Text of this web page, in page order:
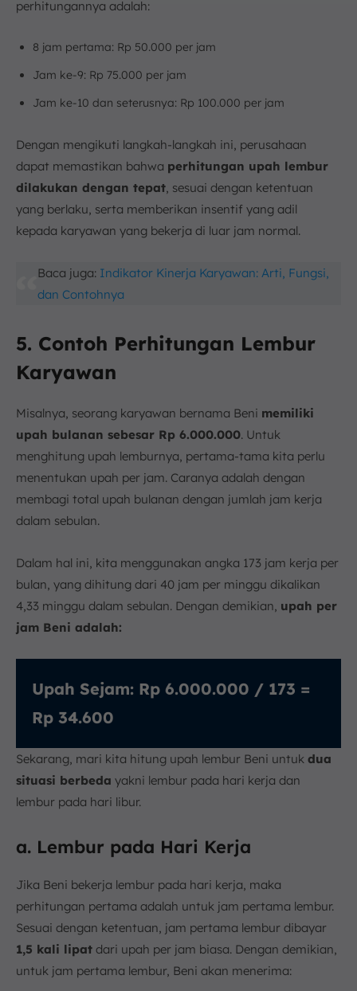
perhitungannya adalah:
8 jam pertama: Rp 50.000 per jam
Jam ke-9: Rp 75.000 per jam
Jam ke-10 dan seterusnya: Rp 100.000 per jam
Dengan mengikuti langkah-langkah ini, perusahaan
dapat memastikan bahwa perhitungan upah lembur
dilakukan dengan tepat , sesuai dengan ketentuan
yang berlaku, serta memberikan insentif yang adil
kepada karyawan yang bekerja di luar jam normal.
Baca juga: Indikator Kinerja Karyawan: Arti, Fungsi,
dan Contohnya
5. Contoh Perhitungan Lembur
Karyawan
Misalnya, seorang karyawan bernama Beni memiliki
upah bulanan sebesar Rp 6.000.000. Untuk
menghitung upah lemburnya, pertama-tama kita perlu
menentukan upah per jam. Caranya adalah dengan
membagi total upah bulanan dengan jumlah jam kerja
dalam sebulan.
Dalam hal ini, kita menggunakan angka 173 jam kerja per
bulan, yang dihitung dari 40 jam per minggu dikalikan
4,33 minggu dalam sebulan. Dengan demikian, upah per
jam Beni adalah:
Upah Sejam: Rp 6.000.000 / 173 =
Rp 34.600
Sekarang, mari kita hitung upah lembur Beni untuk dua
situasi berbeda yakni lembur pada hari kerja dan
lembur pada hari libur.
a. Lembur pada Hari Kerja
Jika Beni bekerja lembur pada hari kerja, maka
perhitungan pertama adalah untuk jam pertama lembur.
Sesuai dengan ketentuan, jam pertama lembur dibayar
1,5 kali lipat dari upah per jam biasa. Dengan demikian,
untuk jam pertama lembur, Beni akan menerima: